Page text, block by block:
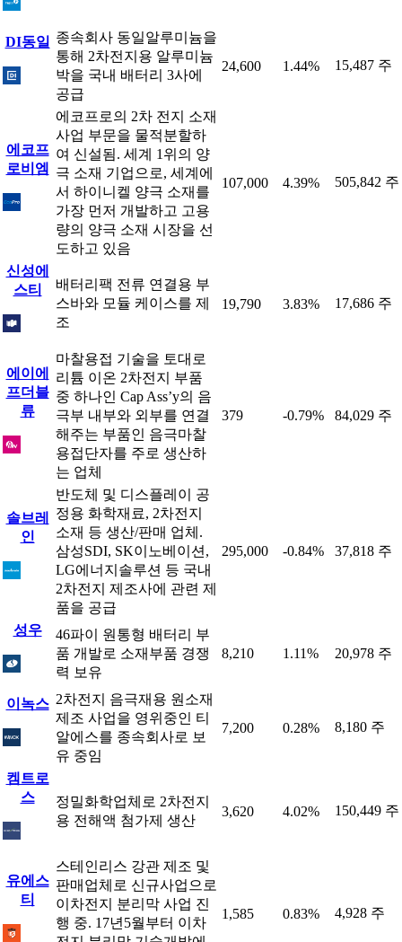
DI동일 종속회사 동일알루미늄을
통해 2차전지용 알루미늄
박을 국내 배터리 3사에
공급
24,600 1.44% 15,487 주
에코프
로비엠
에코프로의 2차 전지 소재
사업 부문을 물적분할하
여 신설됨. 세계 1위의 양
극 소재 기업으로, 세계에
서 하이니켈 양극 소재를
가장 먼저 개발하고 고용
량의 양극 소재 시장을 선
도하고 있음
107,000 4.39% 505,842 주
신성에
스티
배터리팩 전류 연결용 부
스바와 모듈 케이스를 제
조
19,790 3.83% 17,686 주
에이에
프더블
류
마찰용접 기술을 토대로
리튬 이온 2차전지 부품
중 하나인 Cap Ass’y의 음
극부 내부와 외부를 연결
해주는 부품인 음극마찰
용접단자를 주로 생산하
는 업체
379 -0.79% 84,029 주
솔브레
인
반도체 및 디스플레이 공
정용 화학재료, 2차전지
소재 등 생산/판매 업체.
삼성SDI, SK이노베이션,
LG에너지솔루션 등 국내
2차전지 제조사에 관련 제
품을 공급
295,000 -0.84% 37,818 주
성우
46파이 원통형 배터리 부
품 개발로 소재부품 경쟁
력 보유
8,210 1.11% 20,978 주
이녹스 2차전지 음극재용 원소재
제조 사업을 영위중인 티
알에스를 종속회사로 보
유 중임
7,200 0.28% 8,180 주
켐트로
스
정밀화학업체로 2차전지
용 전해액 첨가제 생산
3,620 4.02% 150,449 주
유에스
티
스테인리스 강관 제조 및
판매업체로 신규사업으로
이차전지 분리막 사업 진
행 중. 17년5월부터 이차
1,585 0.83% 4,928 주